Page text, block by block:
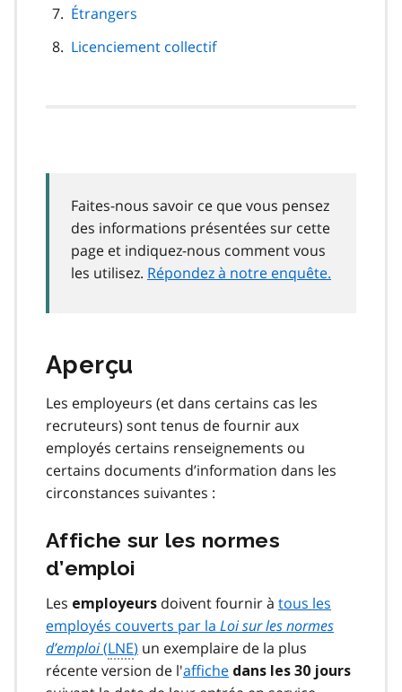
Étrangers
Licenciement collectif
Faites-nous savoir ce que vous pensez
des informations présentées sur cette
page et indiquez-nous comment vous
les utilisez. Répondez à notre enquête.
Aperçu
Les employeurs (et dans certains cas les
recruteurs) sont tenus de fournir aux
employés certains renseignements ou
certains documents d’information dans les
circonstances suivantes :
Affiche sur les normes
d’emploi
Les employeurs doivent fournir à tous les
employés couverts par la Loi sur les normes
d’emploi(LNE) un exemplaire de la plus
récente version de l'affiche dans les 30 jours